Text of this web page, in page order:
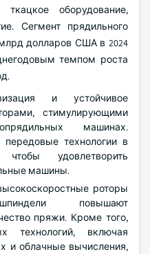
ткацкое оборудование,
Сегмент прядильного
долларов США в 2024
темпом роста
и устойчивое
стимулирующими
машинах.
технологии в
удовлетворить
машины.
роторы
повышают
пряжи. Кроме того,
технологий, включая
и облачные вычисления,